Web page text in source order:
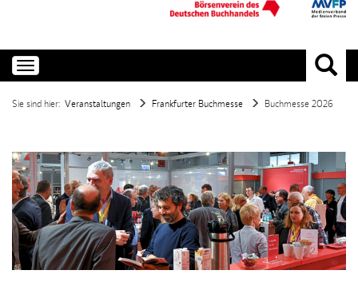
Toggle
navigation
Sie sind hier: Veranstaltungen Frankfurter Buchmesse Buchmesse 2026